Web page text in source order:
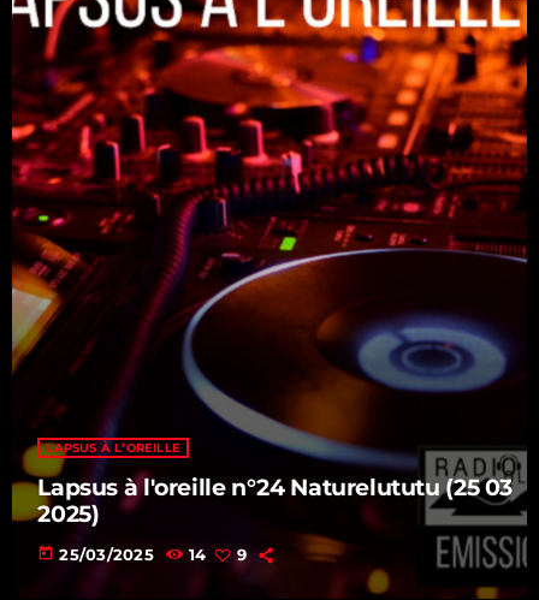
ÉMISSIONS À VENIR
Playlists Musicales
12:00 - 00:00
Playlists Musicales
00:00 - 08:00
RFI
08:00 - 08:15
LAPSUS À L’OREILLE
Lapsus à l'oreille n°24 Naturelututu (25 03
2025)
today 25/03/2025 14 9